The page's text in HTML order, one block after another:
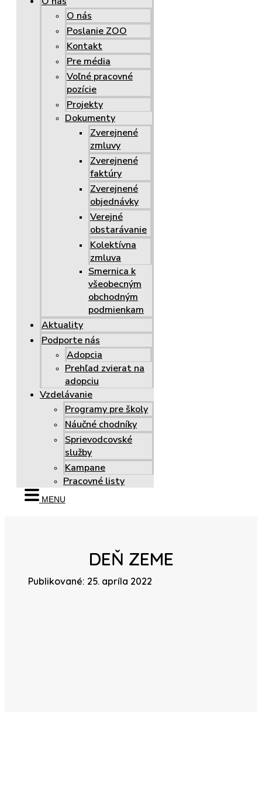
O nás
Poslanie ZOO
Kontakt
Pre média
Voľné pracovné
pozície
Projekty
Dokumenty
Zverejnené
zmluvy
Zverejnené
faktúry
Zverejnené
objednávky
Verejné
obstarávanie
Kolektívna
zmluva
Smernica k
všeobecným
obchodným
podmienkam
Aktuality
Podporte nás
Adopcia
Prehľad zvierat na
adopciu
Vzdelávanie
Programy pre školy
Náučné chodníky
Sprievodcovské
služby
Kampane
Pracovné listy
MENU
DEŇ ZEME
Publikované: 25. apríla 2022